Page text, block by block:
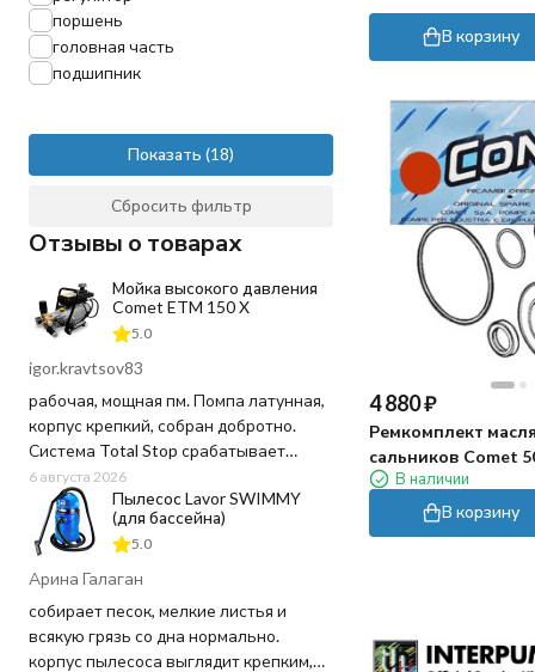
В корзину
4 880₽
Ремкомплект
сальников Comet
В наличии
В корзину
поршень
головная часть
подшипник
Показать
Сбросить фильтр
Отзывы о товарах
Мойка высокого давления
Comet ETM 150 X
5.0
igor.kravtsov83
рабочая, мощная пм. Помпа латунная,
корпус крепкий, собран добротно.
Система Total Stop срабатывает
четко, отпустил курок - движок заглох,
воду и ресурс не тратит попусту.
Напор выдает отличный, грязь
сбивает на ура, даже засохшую глину
с арок. Шланг в комплекте
качественный, не перекручивается
постоянно как на дешевых мойках.
6 августа 2026
Пылесос Lavor SWIMMY
(для бассейна)
5.0
Арина Галаган
собирает песок, мелкие листья и
всякую грязь со дна нормально.
корпус пылесоса выглядит крепким,